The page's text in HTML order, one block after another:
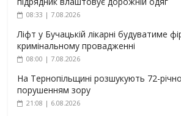
08:33 | 7.08.2026
Ліфт у Бучацькій лікарні будуватиме
кримінальному провадженні
08:00 | 7.08.2026
На Тернопільщині розшукують 72-
порушенням зору
21:08 | 6.08.2026